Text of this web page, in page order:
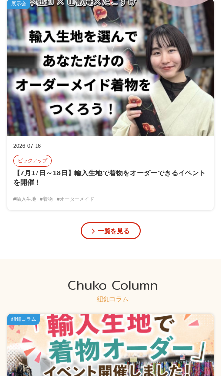
2026-07-16
ピックアップ
【7月17日～18日】輸入生地で着物をオーダーできるイベント
を開催！
#輸入生地 #着物 #オーダーメイド
展示会
一覧を見る
Chuko Column
紐釦コラム
紐釦コラム